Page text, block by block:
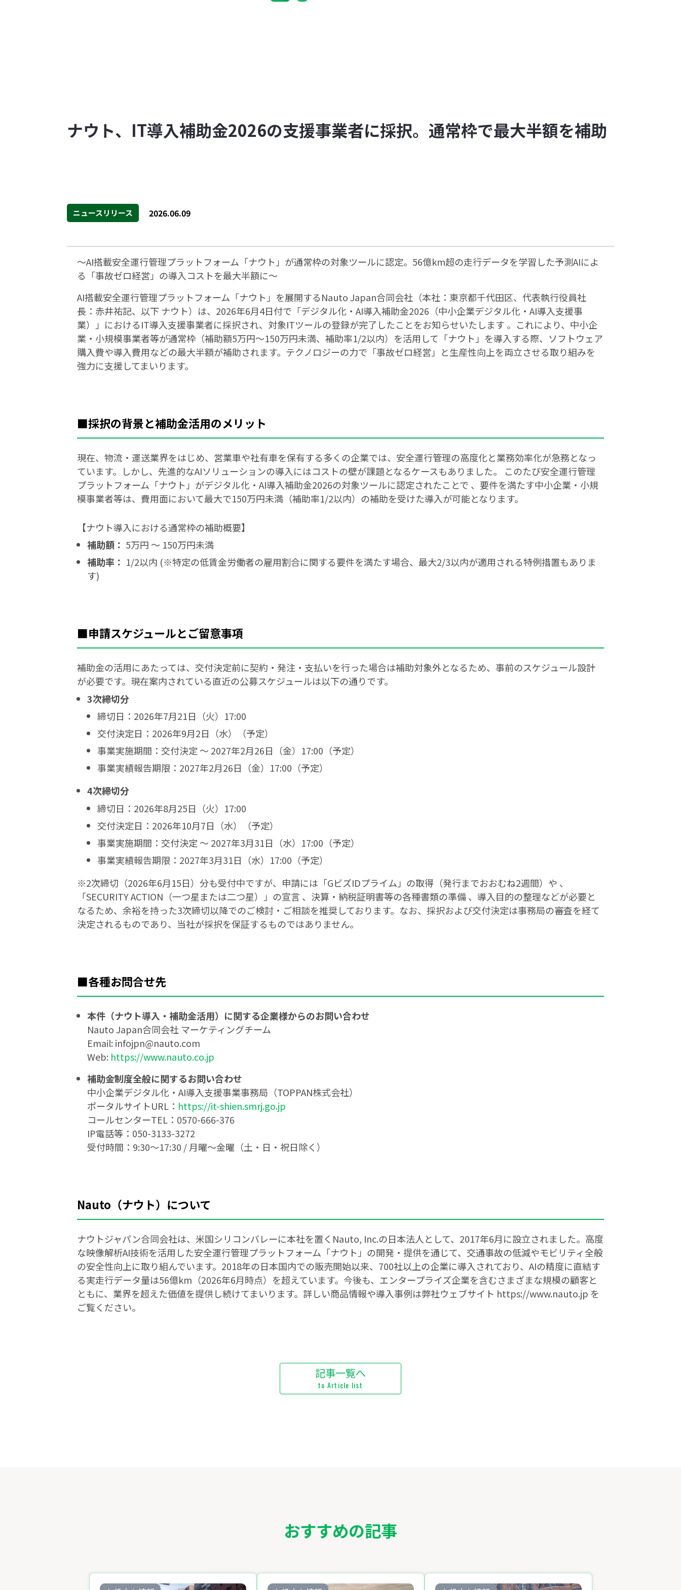
ナウト、IT導入補助金2026の支援事業者に採択。通常枠で最大半額を補助
ニュースリリース 2026.06.09
～AI搭載安全運行管理プラットフォーム「ナウト」が通常枠の対象ツールに認定。56億km超の走行データを学習した予測AIによ
る「事故ゼロ経営」の導入コストを最大半額に～
AI搭載安全運行管理プラットフォーム「ナウト」を展開するNauto Japan合同会社（本社：東京都千代田区、代表執行役員社
長：赤井祐記、以下 ナウト）は、2026年6月4日付で「デジタル化・AI導入補助金2026（中小企業デジタル化・AI導入支援事
業）」におけるIT導入支援事業者に採択され、対象ITツールの登録が完了したことをお知らせいたします 。これにより、中小企
業・小規模事業者等が通常枠（補助額5万円〜150万円未満、補助率1/2以内）を活用して「ナウト」を導入する際、ソフトウェア
購入費や導入費用などの最大半額が補助されます。テクノロジーの力で「事故ゼロ経営」と生産性向上を両立させる取り組みを
強力に支援してまいります。
■採択の背景と補助金活用のメリット
現在、物流・運送業界をはじめ、営業車や社有車を保有する多くの企業では、安全運行管理の高度化と業務効率化が急務となっ
ています。しかし、先進的なAIソリューションの導入にはコストの壁が課題となるケースもありました。 このたび安全運行管理
プラットフォーム「ナウト」がデジタル化・AI導入補助金2026の対象ツールに認定されたことで 、要件を満たす中小企業・小規
模事業者等は、費用面において最大で150万円未満（補助率1/2以内）の補助を受けた導入が可能となります。
【ナウト導入における通常枠の補助概要】
補助額： 5万円 〜 150万円未満
補助率： 1/2以内 (※特定の低賃金労働者の雇用割合に関する要件を満たす場合、最大2/3以内が適用される特例措置もありま
す)
■申請スケジュールとご留意事項
補助金の活用にあたっては、交付決定前に契約・発注・支払いを行った場合は補助対象外となるため、事前のスケジュール設計
が必要です。現在案内されている直近の公募スケジュールは以下の通りです。
3次締切分
締切日：2026年7月21日（火）17:00
交付決定日：2026年9月2日（水）（予定）
事業実施期間：交付決定 〜 2027年2月26日（金）17:00（予定）
事業実績報告期限：2027年2月26日（金）17:00（予定）
4次締切分
締切日：2026年8月25日（火）17:00
交付決定日：2026年10月7日（水）（予定）
事業実施期間：交付決定 〜 2027年3月31日（水）17:00（予定）
事業実績報告期限：2027年3月31日（水）17:00（予定）
※2次締切（2026年6月15日）分も受付中ですが、申請には「GビズIDプライム」の取得（発行までおおむね2週間）や 、
「SECURITY ACTION（一つ星または二つ星）」の宣言 、決算・納税証明書等の各種書類の準備 、導入目的の整理などが必要と
なるため、余裕を持った3次締切以降でのご検討・ご相談を推奨しております。なお、採択および交付決定は事務局の審査を経て
決定されるものであり、当社が採択を保証するものではありません。
■各種お問合せ先
本件（ナウト導入・補助金活用）に関する企業様からのお問い合わせ
Nauto Japan合同会社 マーケティングチーム
Email: infojpn@nauto.com
Web: https://www.nauto.co.jp
補助金制度全般に関するお問い合わせ
中小企業デジタル化・AI導入支援事業事務局（TOPPAN株式会社）
ポータルサイトURL： https://it-shien.smrj.go.jp
コールセンターTEL：0570-666-376
IP電話等：050-3133-3272
受付時間：9:30〜17:30 / 月曜〜金曜（土・日・祝日除く）
Nauto（ナウト）について
ナウトジャパン合同会社は、米国シリコンバレーに本社を置くNauto, Inc.の日本法人として、2017年6月に設立されました。高度
な映像解析AI技術を活用した安全運行管理プラットフォーム「ナウト」の開発・提供を通じて、交通事故の低減やモビリティ全般
の安全性向上に取り組んでいます。2018年の日本国内での販売開始以来、700社以上の企業に導入されており、AIの精度に直結す
る実走行データ量は56億km（2026年6月時点）を超えています。今後も、エンタープライズ企業を含むさまざまな規模の顧客と
ともに、業界を超えた価値を提供し続けてまいります。詳しい商品情報や導入事例は弊社ウェブサイト https://www.nauto.jp を
ご覧ください。
記事一覧へ
to Article list
おすすめの記事